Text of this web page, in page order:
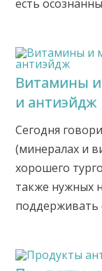
есть
Витамины
и антиэйдж
Сегодня
(минералах и
хорошего
также нужных
поддерживать